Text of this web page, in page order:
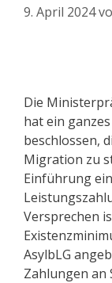
9. April 2024
Die
hat ein
beschlossen,
Migration zu
Einführung
Versprechen
AsylbLG
Zahlungen an